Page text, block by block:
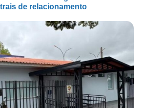
de relacionamento